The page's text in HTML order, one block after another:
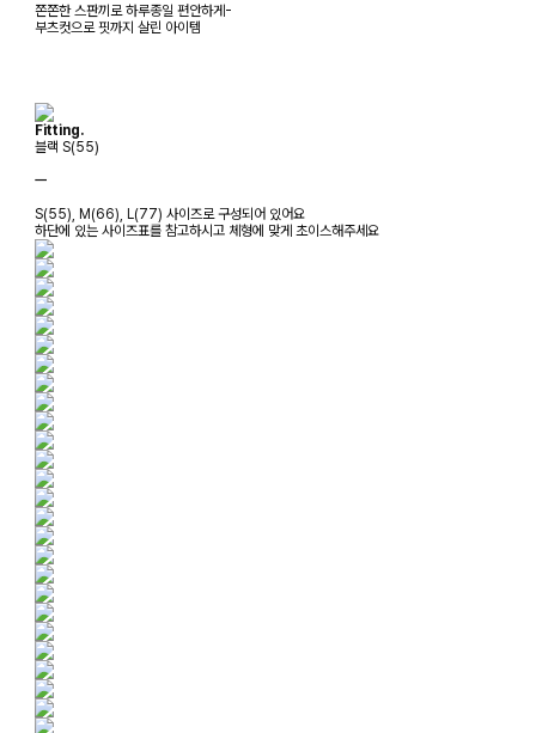
쫀쫀한 스판끼로 하루종일 편안하게-
부츠컷으로 핏까지 살린 아이템
Fitting.
블랙 S(55)
ㅡ
S(55), M(66), L(77) 사이즈로 구성되어 있어요
하단에 있는 사이즈표를 참고하시고 체형에 맞게 초이스해주세요